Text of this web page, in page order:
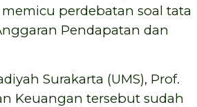
perdebatan soal tata
Pendapatan dan
Surakarta (UMS), Prof.
Keuangan tersebut sudah